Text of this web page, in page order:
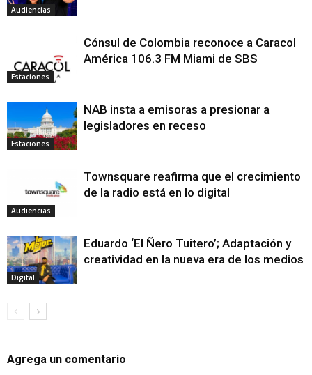
Audiencias
Estaciones
Cónsul de Colombia reconoce a Caracol
América 106.3 FM Miami de SBS
Estaciones
NAB insta a emisoras a presionar a
legisladores en receso
Audiencias
Townsquare reafirma que el crecimiento
de la radio está en lo digital
Digital
Eduardo ‘El Ñero Tuitero’; Adaptación y
creatividad en la nueva era de los medios
Agrega un comentario